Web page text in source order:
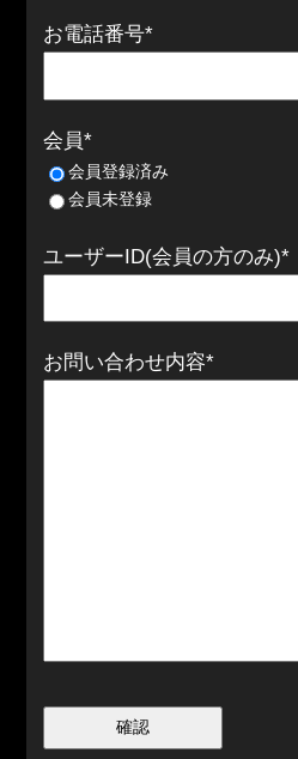
お電話番号*
会員*
会員登録済み
会員未登録
ユーザーID(会員の方のみ)*
お問い合わせ内容*
確認